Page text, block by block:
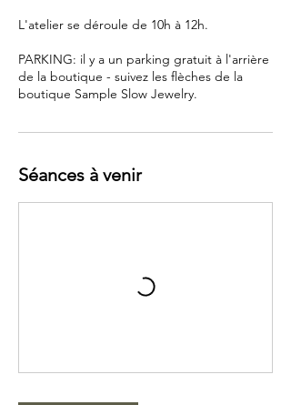
L'atelier se déroule de 10h à 12h.
PARKING: il y a un parking gratuit à l'arrière
de la boutique - suivez les flèches de la
boutique Sample Slow Jewelry.
Séances à venir